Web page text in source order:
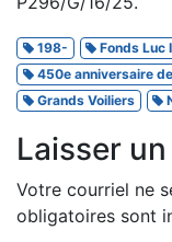
198-
Fonds Luc
450e anniversaire
Grands Voiliers
Laisser
Votre courriel ne
obligatoires sont